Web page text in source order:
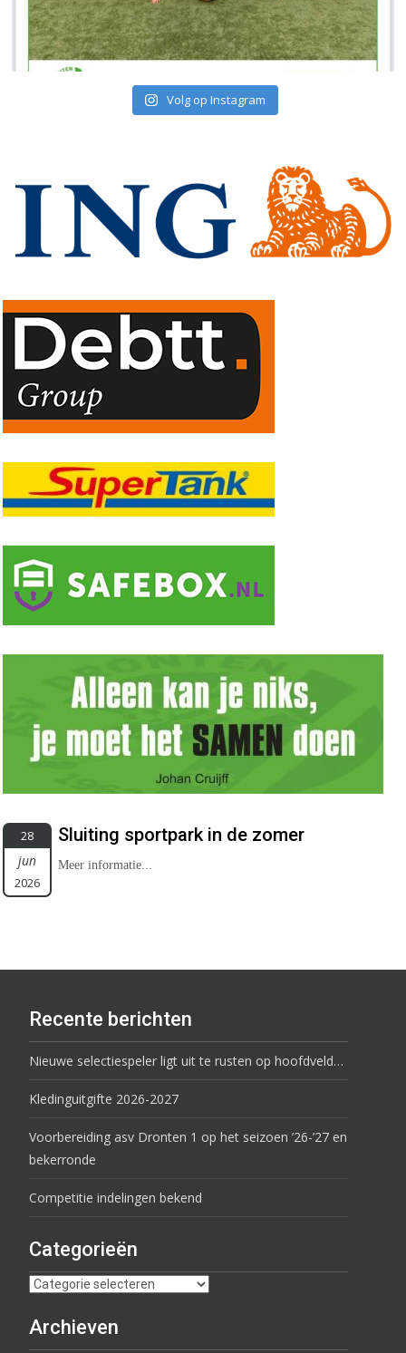
Volg op Instagram
28
jun
2026
Sluiting sportpark in de zomer
Meer informatie...
Recente berichten
Nieuwe selectiespeler ligt uit te rusten op hoofdveld…
Kledinguitgifte 2026-2027
Voorbereiding asv Dronten 1 op het seizoen ’26-’27 en
bekerronde
Competitie indelingen bekend
Categorieën
Archieven